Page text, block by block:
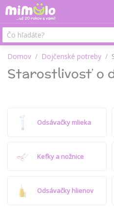
Domov Dojčenské potreby
Starostlivosť o
Odsávačky mlieka
Kefky a nožnice
Odsávačky hlienov